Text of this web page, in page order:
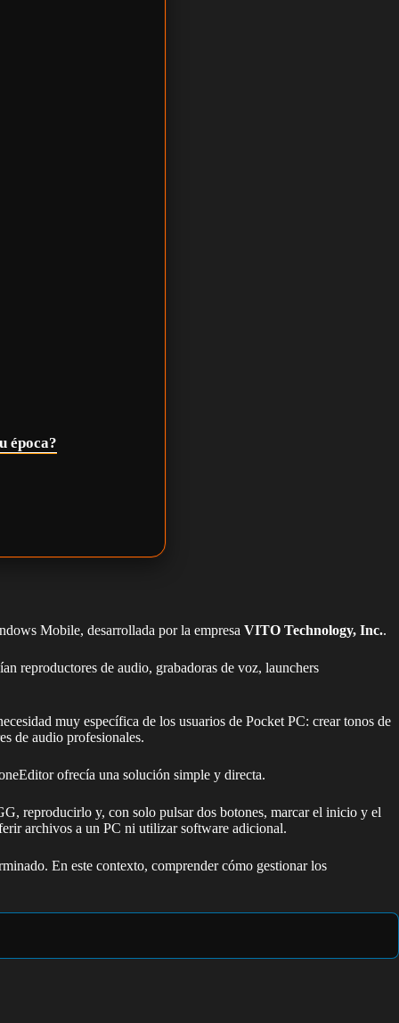
época?
Mobile, desarrollada por la empresa VITO Technology, Inc..
reproductores de audio, grabadoras de voz, launchers
muy específica de los usuarios de Pocket PC: crear tonos de
de audio profesionales.
ofrecía una solución simple y directa.
reproducirlo y, con solo pulsar dos botones, marcar el inicio y el
archivos a un PC ni utilizar software adicional.
En este contexto, comprender cómo gestionar los